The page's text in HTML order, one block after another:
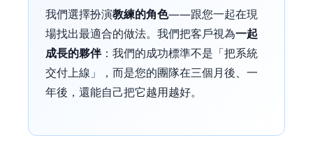
我們選擇扮演教練的角色——跟您一起在現
場找出最適合的做法。我們把客戶視為一起
成長的夥伴：我們的成功標準不是「把系統
交付上線」，而是您的團隊在三個月後、一
年後，還能自己把它越用越好。